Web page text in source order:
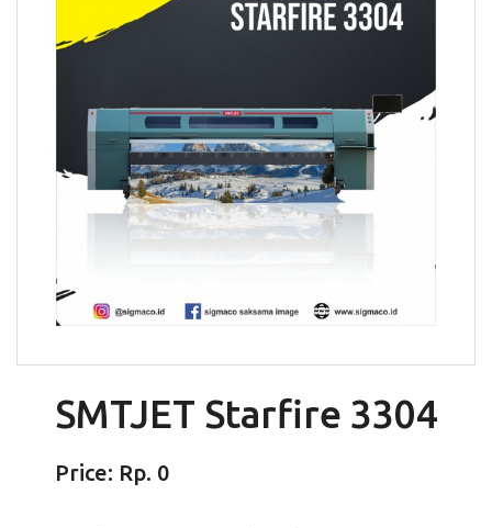
SMTJET Starfire 3304
Price: Rp. 0